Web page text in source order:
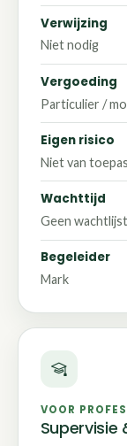
Verwijzing
Niet nodig
Vergoeding
Particulier /
Eigen risico
Niet van
Wachttijd
Geen wachtlijst
Begeleider
Mark
VOOR
Supervisie